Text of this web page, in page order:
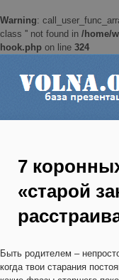
Warning:
class '' not found in /home/
hook.php on line 324
7
«старой
Быть родителем –
когда твои старания